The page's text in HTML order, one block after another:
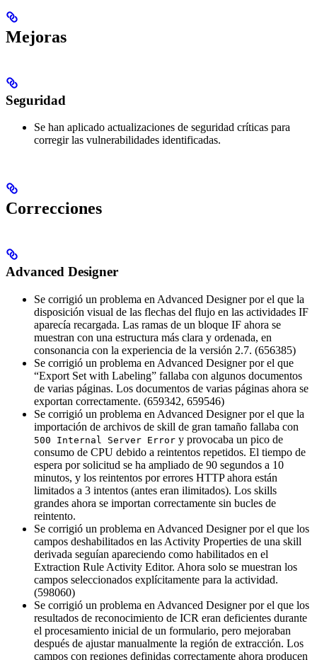
Mejoras
Seguridad
Se han aplicado actualizaciones de seguridad críticas para
corregir las vulnerabilidades identificadas.
Correcciones
Advanced Designer
Se corrigió un problema en Advanced Designer por el que la
disposición visual de las flechas del flujo en las actividades IF
aparecía recargada. Las ramas de un bloque IF ahora se
muestran con una estructura más clara y ordenada, en
consonancia con la experiencia de la versión 2.7. (656385)
Se corrigió un problema en Advanced Designer por el que
“Export Set with Labeling” fallaba con algunos documentos
de varias páginas. Los documentos de varias páginas ahora se
exportan correctamente. (659342, 659546)
Se corrigió un problema en Advanced Designer por el que la
importación de archivos de skill de gran tamaño fallaba con
500 Internal Server Error y provocaba un pico de
consumo de CPU debido a reintentos repetidos. El tiempo de
espera por solicitud se ha ampliado de 90 segundos a 10
minutos, y los reintentos por errores HTTP ahora están
limitados a 3 intentos (antes eran ilimitados). Los skills
grandes ahora se importan correctamente sin bucles de
reintento.
Se corrigió un problema en Advanced Designer por el que los
campos deshabilitados en las Activity Properties de una skill
derivada seguían apareciendo como habilitados en el
Extraction Rule Activity Editor. Ahora solo se muestran los
campos seleccionados explícitamente para la actividad.
(598060)
Se corrigió un problema en Advanced Designer por el que los
resultados de reconocimiento de ICR eran deficientes durante
el procesamiento inicial de un formulario, pero mejoraban
después de ajustar manualmente la región de extracción. Los
campos con regiones definidas correctamente ahora producen